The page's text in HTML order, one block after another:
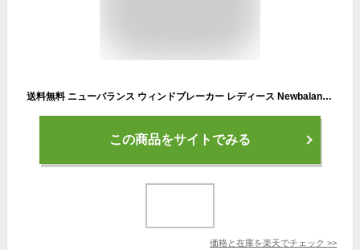
送料無料 ニューバランス ウィンドブレーカー レディース Newbalance トリコットラインドジャケット 裏トリコット起毛 アウター スポーツウェア 保温 トレーニング ランニング 運動 女性 ウインドブレーカー 上着 秋冬 白 服 ブランド アパレル/WJ23506-SST
この商品をサイトでみる
価格と在庫を楽天でチェック >>